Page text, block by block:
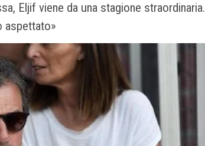
Eljif viene da una stagione straordinaria.
aspettato»